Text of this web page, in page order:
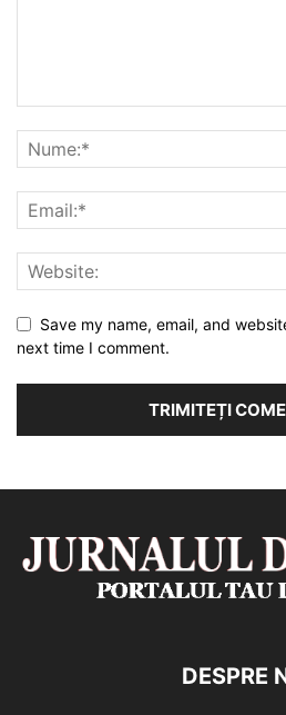
Save my name, email, and
next time I comment.
DESPRE